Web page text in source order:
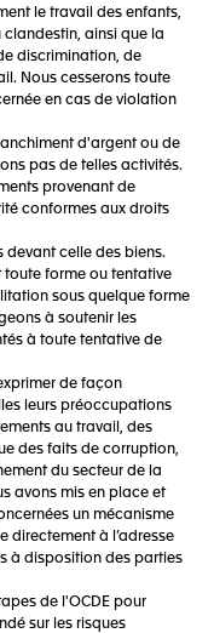
le travail des enfants,
clandestin, ainsi que la
discrimination, de
Nous cesserons toute
en cas de violation
d'argent ou de
pas de telles activités.
provenant de
conformes aux droits
devant celle des biens.
toute forme ou tentative
sous quelque forme
à soutenir les
à toute tentative de
de façon
leurs préoccupations
au travail, des
des faits de corruption,
du secteur de la
avons mis en place et
un mécanisme
directement à l’adresse
à disposition des parties
de l'OCDE pour
sur les risques